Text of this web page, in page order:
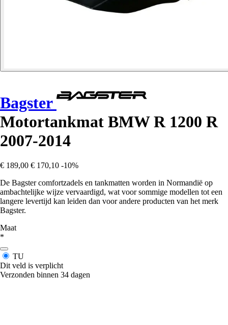
Bagster
Motortankmat BMW R 1200 R
2007-2014
€ 189,00 € 170,10 -10%
De Bagster comfortzadels en tankmatten worden in Normandië op
ambachtelijke wijze vervaardigd, wat voor sommige modellen tot een
langere levertijd kan leiden dan voor andere producten van het merk
Bagster.
Maat
*
TU
Dit veld is verplicht
Verzonden binnen 34 dagen